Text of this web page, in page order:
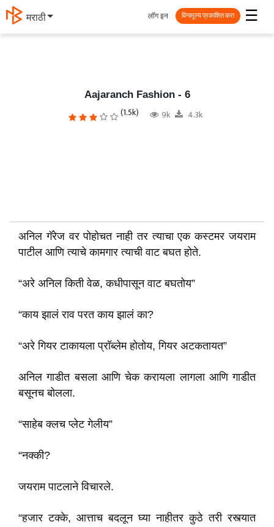
मराठी ☰
लॉग इन विनामूल्य प्रकाशित करा
Aajaranch Fashion - 6
(1.5k) 9k 4.3k
अनिल गॅरेज वर पोहोचत नाही तर त्याचा एक कस्टमर जयराम
पाटील आणि त्याचे कामगार त्याची वाट बघत होते.
“अरे अनिल किती वेळ, कधीपासून वाट बघतोय”
“काय झालं राव परत काय झालं का?
“अरे गियर टाकायला प्रॉब्लेम होतोय, गियर अटकतायत”
अनिल गाडीत बसला आणि चेक करायला लागला आणि गाडीत
बसूनच बोलला.
“साहेब क्लच प्लेट गेलीय”
“नक्की?
जयराम पाटलाने विचारले.
“हजार टक्के, आत्ताच बदलून घ्या नाहीतर कुठे तरी रस्त्यात